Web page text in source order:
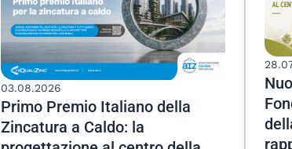
Primo Premio Italiano della
Zincatura a Caldo: la
03.08.2026